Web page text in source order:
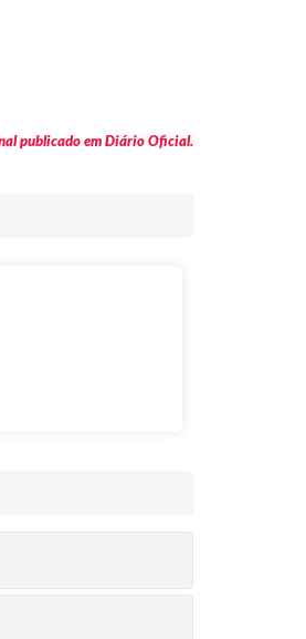
publicado em Diário Oficial.